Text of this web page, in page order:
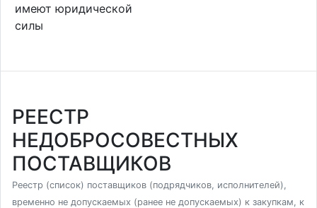
имеют юридической
силы
РЕЕСТР
НЕДОБРОСОВЕСТНЫХ
ПОСТАВЩИКОВ
Реестр (список) поставщиков (подрядчиков, исполнителей),
временно не допускаемых (ранее не допускаемых) к закупкам, к